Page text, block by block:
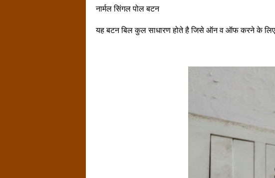
नार्मल सिंगल पोल बटन
यह बटन बिल कुल साधारण होते है जिसे ऑन व ऑफ करने के लिए